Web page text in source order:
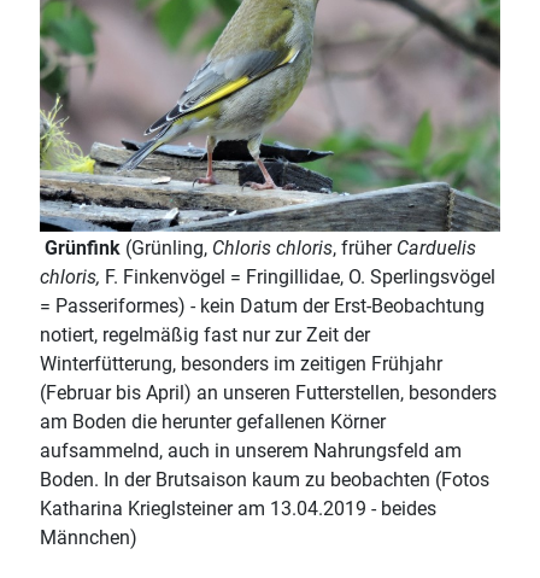
Grünfink (Grünling, Chloris chloris, früher Carduelis
chloris, F. Finkenvögel = Fringillidae, O. Sperlingsvögel
= Passeriformes) - kein Datum der Erst-Beobachtung
notiert, regelmäßig fast nur zur Zeit der
Winterfütterung, besonders im zeitigen Frühjahr
(Februar bis April) an unseren Futterstellen, besonders
am Boden die herunter gefallenen Körner
aufsammelnd, auch in unserem Nahrungsfeld am
Boden. In der Brutsaison kaum zu beobachten (Fotos
Katharina Krieglsteiner am 13.04.2019 - beides
Männchen)